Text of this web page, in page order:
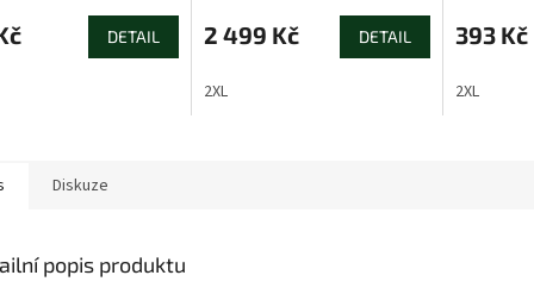
DETAIL 2 499 Kč DETAIL
2XL
393 Kč
2XL
Diskuze
popis produktu